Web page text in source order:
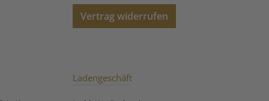
Vertrag widerrufen
Ladengeschäft